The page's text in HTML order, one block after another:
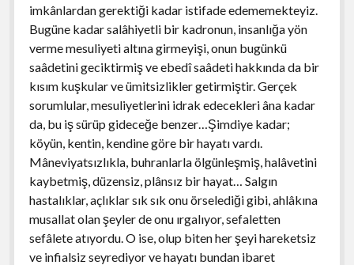
imkânlardan gerektiği kadar istifade edememekteyiz.
Bugüne kadar salâhiyetli bir kadronun, insanlığa yön
verme mesuliyeti altına girmeyişi, onun bugünkü
saâdetini geciktirmiş ve ebedî saâdeti hakkında da bir
kısım kuşkular ve ümitsizlikler getirmiştir. Gerçek
sorumlular, mesuliyetlerini idrak edecekleri âna kadar
da, bu iş sürüp gideceğe benzer…Şimdiye kadar;
köyün, kentin, kendine göre bir hayatı vardı.
Mâneviyatsızlıkla, buhranlarla ölgünleşmiş, halâvetini
kaybetmiş, düzensiz, plânsız bir hayat… Salgın
hastalıklar, açlıklar sık sık onu örselediği gibi, ahlâkına
musallat olan şeyler de onu ırgalıyor, sefaletten
sefâlete atıyordu. O ise, olup biten her şeyi hareketsiz
ve infialsiz seyrediyor ve hayatı bundan ibaret